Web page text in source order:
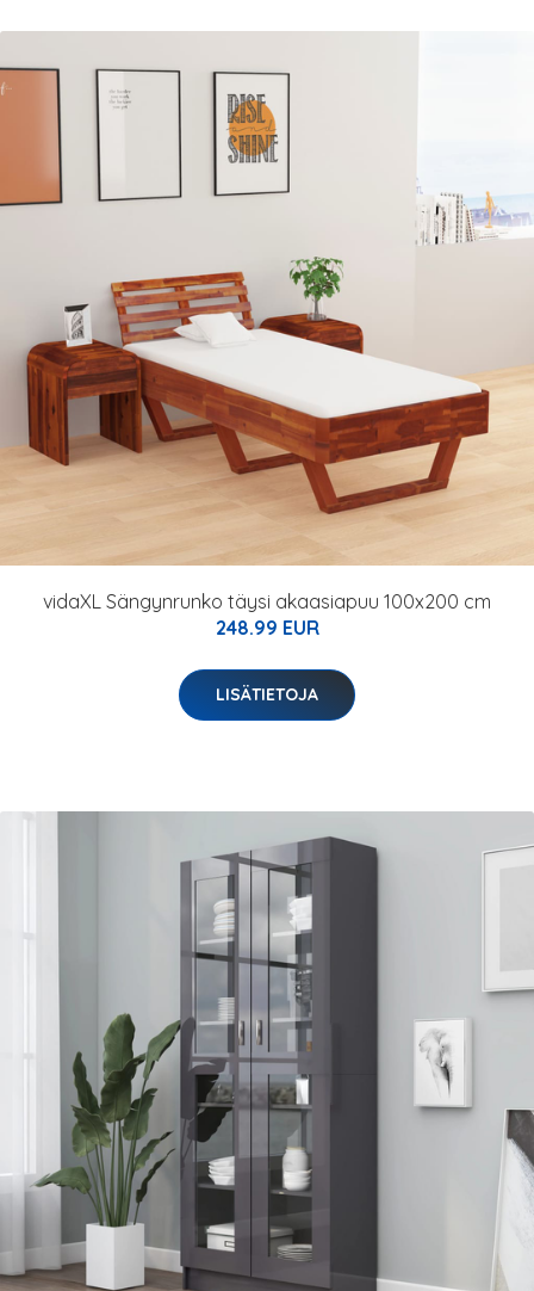
vidaXL Sängynrunko täysi akaasiapuu 100x200 cm
248.99 EUR
LISÄTIETOJA